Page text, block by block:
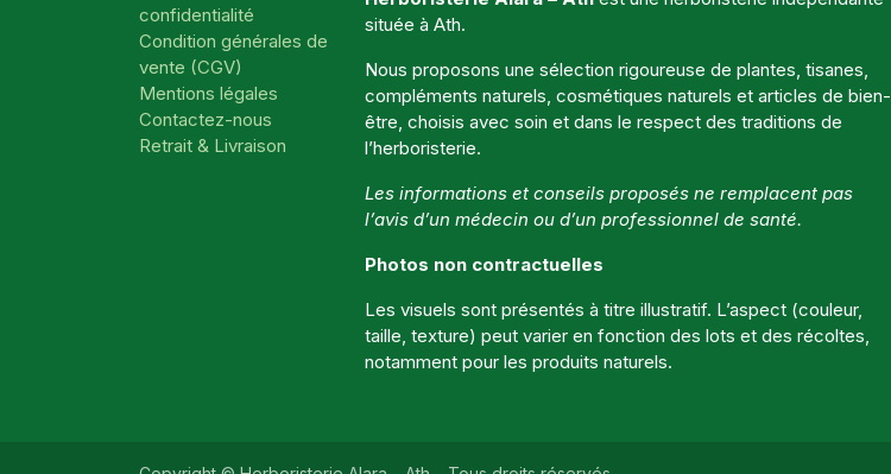
confidentialité
Condition générales de
vente (CGV)
Mentions légales
Contactez-nous
Retrait & Livraison
située à Ath.
Nous proposons une sélection rigoureuse de plantes, tisanes,
compléments naturels, cosmétiques naturels et articles de bien-
être, choisis avec soin et dans le respect des traditions de
l’herboristerie.
Les informations et conseils proposés ne remplacent pas
l’avis d’un médecin ou d’un professionnel de santé.
Photos non contractuelles
Les visuels sont présentés à titre illustratif. L’aspect (couleur,
taille, texture) peut varier en fonction des lots et des récoltes,
notamment pour les produits naturels.